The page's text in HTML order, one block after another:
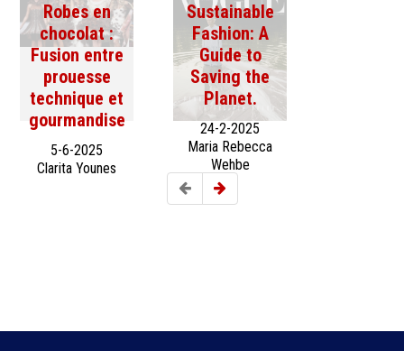
Robes en
chocolat :
Fusion entre
prouesse
technique et
gourmandise
5-6-2025
Clarita Younes
Sustainable
Fashion: A
Guide to
Saving the
Planet.
24-2-2025
Maria Rebecca
Wehbe